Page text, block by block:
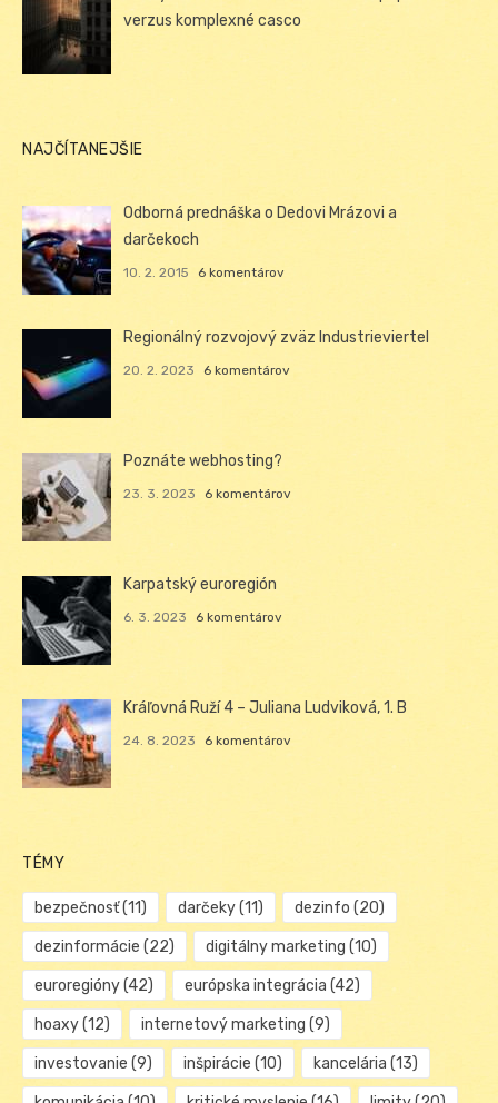
verzus komplexné casco
NAJČÍTANEJŠIE
Odborná prednáška o Dedovi Mrázovi a
darčekoch
10. 2. 2015 6 komentárov
Regionálný rozvojový zväz Industrieviertel
20. 2. 2023 6 komentárov
Poznáte webhosting?
23. 3. 2023 6 komentárov
Karpatský euroregión
6. 3. 2023 6 komentárov
Kráľovná Ruží 4 – Juliana Ludviková, 1. B
24. 8. 2023 6 komentárov
TÉMY
bezpečnosť(11) darčeky(11) dezinfo (20)
dezinformácie (22) digitálny marketing (10)
euroregióny(42) európska integrácia (42)
hoaxy(12) internetový marketing (9)
investovanie (9) inšpirácie (10) kancelária (13)